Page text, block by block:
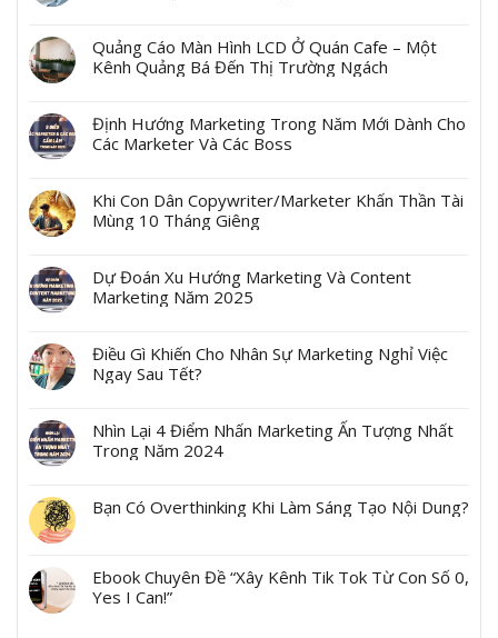
Quảng Cáo Màn Hình LCD Ở Quán Cafe – Một
Kênh Quảng Bá Đến Thị Trường Ngách
Định Hướng Marketing Trong Năm Mới Dành Cho
Các Marketer Và Các Boss
Khi Con Dân Copywriter/Marketer Khấn Thần Tài
Mùng 10 Tháng Giêng
Dự Đoán Xu Hướng Marketing Và Content
Marketing Năm 2025
Điều Gì Khiến Cho Nhân Sự Marketing Nghỉ Việc
Ngay Sau Tết?
Nhìn Lại 4 Điểm Nhấn Marketing Ấn Tượng Nhất
Trong Năm 2024
Bạn Có Overthinking Khi Làm Sáng Tạo Nội Dung?
Ebook Chuyên Đề “Xây Kênh Tik Tok Từ Con Số 0,
Yes I Can!”